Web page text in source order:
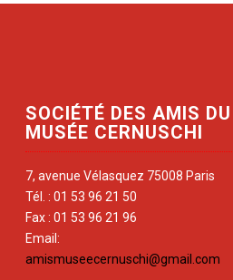
SOCIÉTÉ DES AMIS DU
MUSÉE CERNUSCHI
7, avenue Vélasquez 75008 Paris
Tél. : 01 53 96 21 50
Fax : 01 53 96 21 96
Email:
amismuseecernuschi@gmail.com